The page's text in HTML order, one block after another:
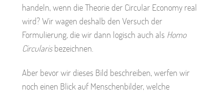
handeln, wenn die Theorie der Circular Economy real
wird? Wir wagen deshalb den Versuch der
Formulierung, die wir dann logisch auch als Homo
Circularisbezeichnen.
Aber bevor wir dieses Bild beschreiben, werfen wir
noch einen Blick auf Menschenbilder, welche